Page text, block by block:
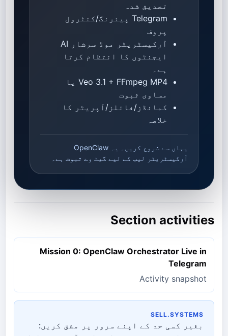
تصدیق شدہ
Telegram پیئرنگ/کنٹرول
پروف
آرکیسٹریٹر موڈ سرشار AI
ایجنٹوں کا انتظام کرتا
ہے۔
Veo 3.1 + FFmpeg MP4 یا
مساوی ثبوت
کمانڈز/فائلز/آپریٹر کا
خلاصہ
یہاں سے شروع کریں۔ یہ OpenClaw
آرکیسٹریٹر لیب کے لیے گیٹ وے ثبوت ہے۔
Section activities
Mission 0: OpenClaw Orchestrator Live in
Telegram
Activity snapshot
SELL.SYSTEMS
بغیر کسی حد کے اپنے سرور پر مشق کریں: